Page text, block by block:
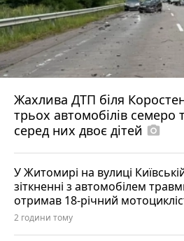
Жахлива ДТП біля
трьох автомобілів семеро
серед них двоє дітей photo_camera
У Житомирі на вулиці
зіткненні з автомобілем
отримав 18-річний
2 години тому